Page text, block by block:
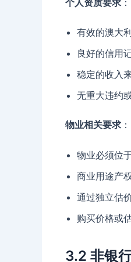
有效的澳大
良好的信用
稳定的收入
无重大违约
物业相关要求 ：
物业必须位
商业用途产
通过独立估
购买价格或
3.2 非银